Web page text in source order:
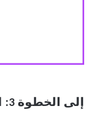
إلى الخطوة 3: